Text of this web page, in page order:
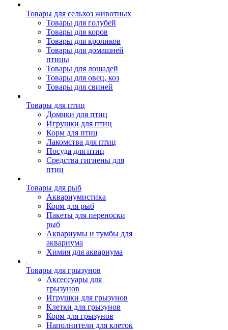
Товары для сельхоз животных
Товары для голубей
Товары для коров
Товары для кроликов
Товары для домашней
птицы
Товары для лошадей
Товары для овец, коз
Товары для свиней
Товары для птиц
Домики для птиц
Игрушки для птиц
Корм для птиц
Лакомства для птиц
Посуда для птиц
Средства гигиены для
птиц
Товары для рыб
Аквариумистика
Корм для рыб
Пакеты для переноски
рыб
Аквариумы и тумбы для
аквариума
Химия для аквариума
Товары для грызунов
Аксессуары для
грызунов
Игрушки для грызунов
Клетки для грызунов
Корм для грызунов
Наполнители для клеток